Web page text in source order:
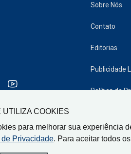
UTILIZA COOKIES
para melhorar sua experiência
de Privacidade. Para aceitar todos
Sobre Nós
Contato
Editorias
Publicidade
Política de